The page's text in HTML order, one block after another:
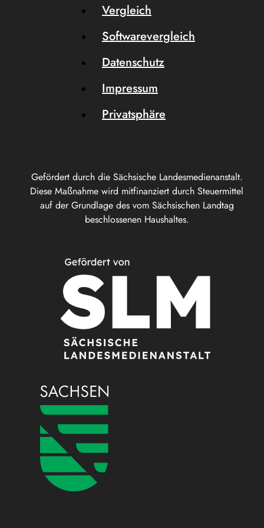
Gefördert durch die Sächsische Landesmedienanstalt.
Diese Maßnahme wird mitfinanziert durch Steuermittel
auf der Grundlage des vom Sächsischen Landtag
beschlossenen Haushaltes.
Vergleich
Softwarevergleich
Datenschutz
Impressum
Privatsphäre